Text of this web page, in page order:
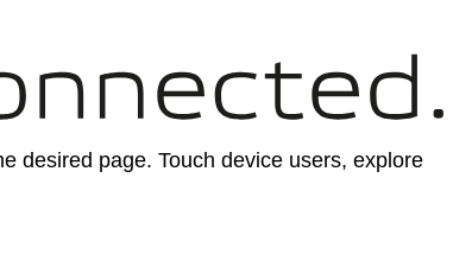
desired page. Touch device users, explore